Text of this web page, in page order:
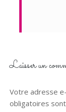
Laisser un
Votre adresse
obligatoires